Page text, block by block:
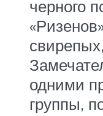
черного
одними
группы,